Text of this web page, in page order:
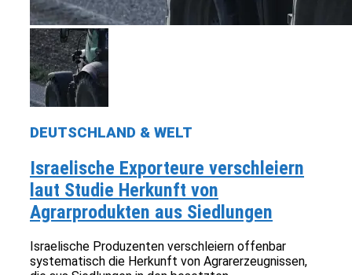
DEUTSCHLAND & WELT
Israelische Exporteure verschleiern
laut Studie Herkunft von
Agrarprodukten aus Siedlungen
Israelische Produzenten verschleiern offenbar
systematisch die Herkunft von Agrarerzeugnissen,